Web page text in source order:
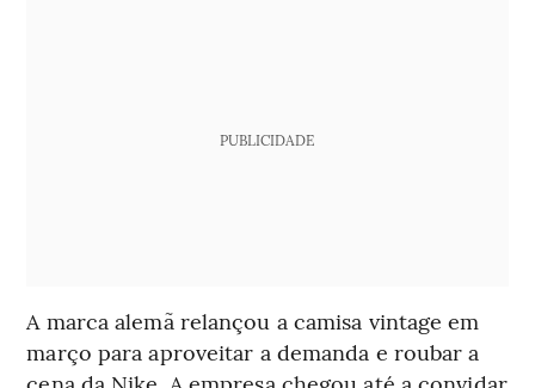
PUBLICIDADE
A marca alemã relançou a camisa vintage em
março para aproveitar a demanda e roubar a